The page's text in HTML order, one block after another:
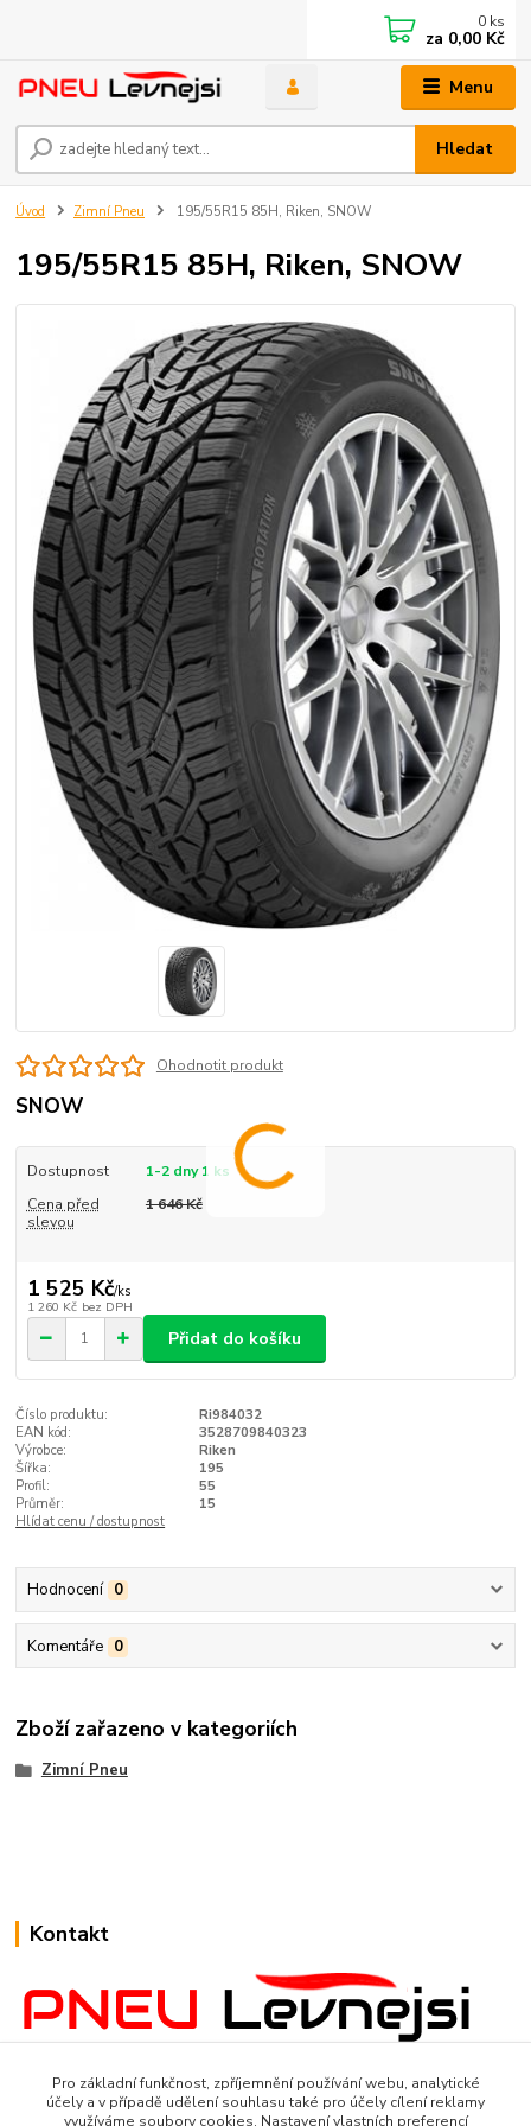
Menu
Hledat
0 ks
za 0,00 Kč
Úvod Zimní Pneu 195/55R15 85H, Riken, SNOW
195/55R15 85H, Riken, SNOW
Ohodnotit produkt
SNOW
Dostupnost
1-2 dny 1 ks
Cena před
slevou
1 646 Kč
1 525 Kč/ks
1 260 Kč bez DPH
Přidat do košíku
Číslo produktu:
Ri984032
EAN kód:
3528709840323
Výrobce:
Riken
Šířka:
195
Profil:
55
Průměr:
15
Hlídat cenu / dostupnost
Hodnocení 0
Komentáře 0
Zboží zařazeno v kategoriích
Zimní Pneu
Kontakt
www.Pneulevnejsi.cz
Pro základní funkčnost, zpříjemnění používání webu, analytické
účely a v případě udělení souhlasu také pro účely cílení reklamy
využíváme soubory cookies. Nastavení vlastních preferencí